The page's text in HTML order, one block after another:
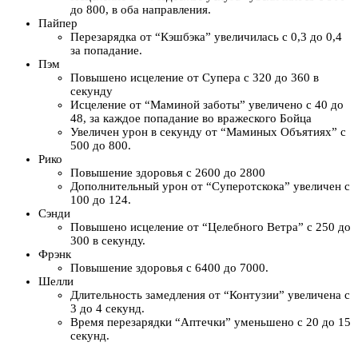
до 800, в оба направления.
Пайпер
Перезарядка от “Кэшбэка” увеличилась с 0,3 до 0,4
за попадание.
Пэм
Повышено исцеление от Супера с 320 до 360 в
секунду
Исцеление от “Маминой заботы” увеличено с 40 до
48, за каждое попадание во вражеского Бойца
Увеличен урон в секунду от “Маминых Объятиях” с
500 до 800.
Рико
Повышение здоровья с 2600 до 2800
Дополнительный урон от “Суперотскока” увеличен с
100 до 124.
Сэнди
Повышено исцеление от “Целебного Ветра” с 250 до
300 в секунду.
Фрэнк
Повышение здоровья с 6400 до 7000.
Шелли
Длительность замедления от “Контузии” увеличена с
3 до 4 секунд.
Время перезарядки “Аптечки” уменьшено с 20 до 15
секунд.